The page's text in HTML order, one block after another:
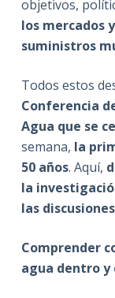
objetivos,
los mercados
suministros
Todos estos
Conferencia
Agua que se
semana, la
50 años. Aquí,
la
las discusiones
Comprender
agua dentro y